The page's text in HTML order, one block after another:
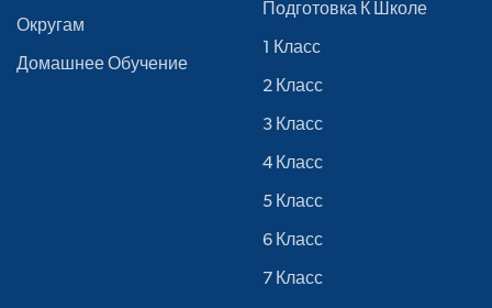
Округам
Домашнее Обучение
Подготовка К Школе
1 Класс
2 Класс
3 Класс
4 Класс
5 Класс
6 Класс
7 Класс